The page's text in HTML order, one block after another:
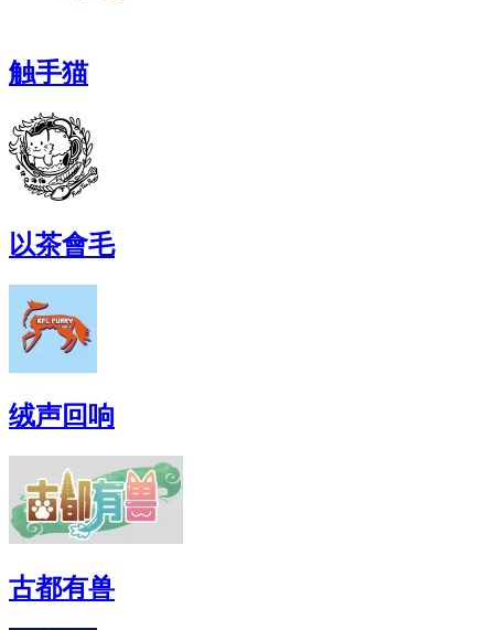
触手猫
以茶會毛
绒声回响
古都有兽